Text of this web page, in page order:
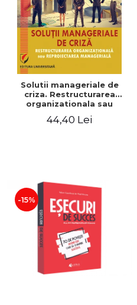
Solutii manageriale de
criza. Restructurarea
organizationala sau
44,40 Lei
-15%